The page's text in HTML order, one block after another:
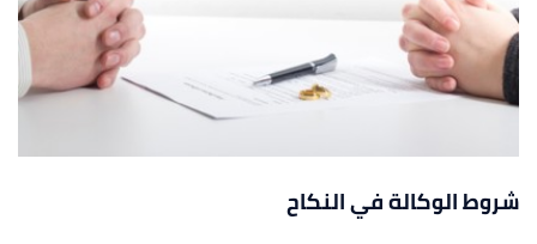
شروط الوكالة في النكاح